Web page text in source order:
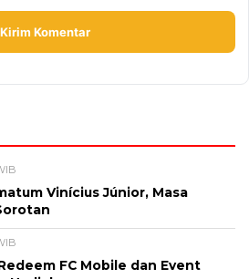
Kolom wajib ditandai *.